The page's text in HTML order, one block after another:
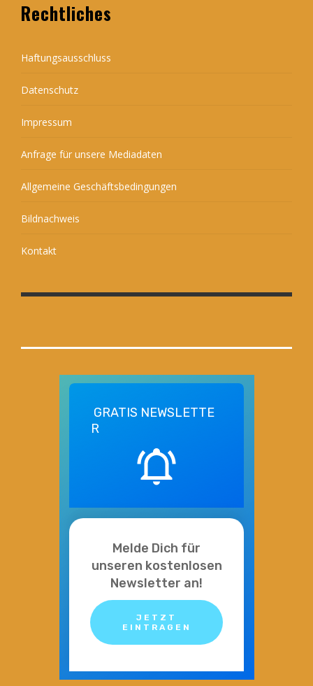
Rechtliches
Haftungsausschluss
Datenschutz
Impressum
Anfrage für unsere Mediadaten
Allgemeine Geschäftsbedingungen
Bildnachweis
Kontakt
GRATIS NEWSLETTE
R
Melde Dich für
unseren kostenlosen
Newsletter an!
JETZT
EINTRAGEN